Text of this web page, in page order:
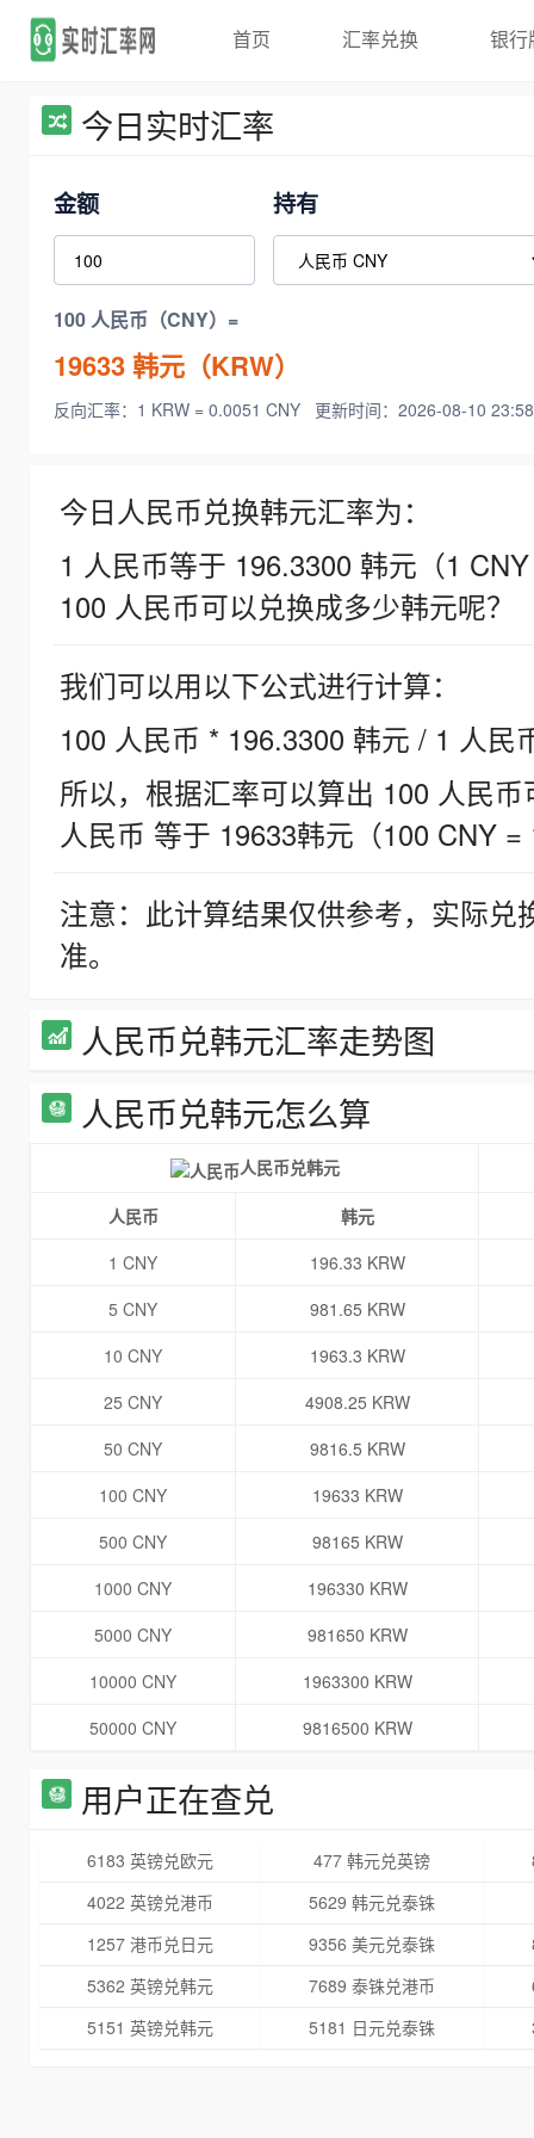
首页 汇率兑换 银行
今日实时汇率
金额 持有
100 人民币（CNY）=
19633韩元（KRW）
反向汇率：1 KRW = 0.0051 CNY 更新时间：2026-08-10
今日人民币兑换韩元汇率为：
1 人民币等于 196.3300 韩元（1
100 人民币可以兑换成多少韩元呢？
我们可以用以下公式进行计算：
100 人民币 * 196.3300 韩元 / 1 人民
所以，根据汇率可以算出 100 人民
人民币 等于 19633韩元（100 CNY =
注意：此计算结果仅供参考，实际
准。
人民币兑韩元汇率走势图
人民币兑韩元怎么算
人民币兑韩元
人民币
韩元
1 CNY
196.33 KRW
5 CNY
981.65 KRW
10 CNY
1963.3 KRW
25 CNY
4908.25 KRW
50 CNY
9816.5 KRW
100 CNY
19633 KRW
500 CNY
98165 KRW
1000 CNY
196330 KRW
5000 CNY
981650 KRW
10000 CNY
1963300 KRW
50000 CNY
9816500 KRW
用户正在查兑
6183 英镑兑欧元 477 韩元兑英镑
4022 英镑兑港币
5629 韩元兑泰铢
1257 港币兑日元
9356 美元兑泰铢
5362 英镑兑韩元
7689 泰铢兑港币
5151 英镑兑韩元
5181 日元兑泰铢